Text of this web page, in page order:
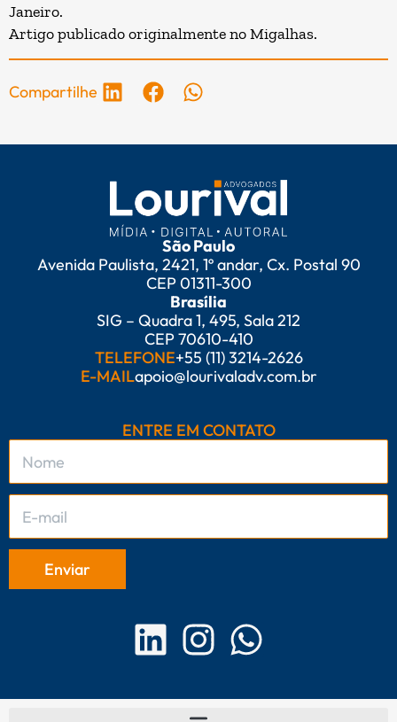
Janeiro.
Artigo publicado originalmente noMigalhas.
Compartilhe
São Paulo
Avenida Paulista, 2421, 1º andar, Cx. Postal 90
CEP 01311-300
Brasília
SIG – Quadra 1, 495, Sala 212
CEP 70610-410
TELEFONE+55 (11) 3214-2626
E-MAILapoio@lourivaladv.com.br
ENTRE EM CONTATO
L
n
I
s
W
a